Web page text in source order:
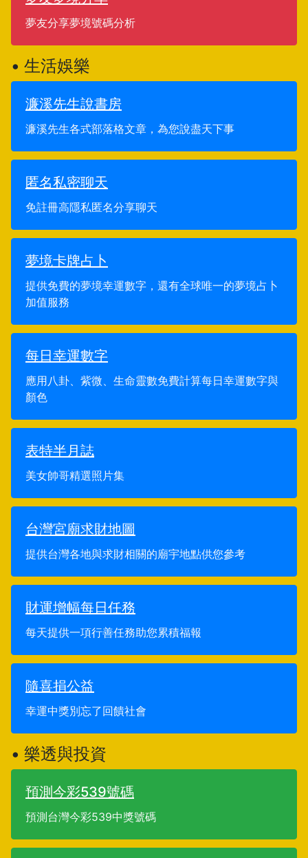
夢友分享夢境號碼分析
• 生活娛樂
濂溪先生說書房
濂溪先生各式部落格文章，為您說盡天下事
匿名私密聊天
免註冊高隱私匿名分享聊天
夢境卡牌占卜
提供免費的夢境幸運數字，還有全球唯一的夢境占卜
加值服務
每日幸運數字
應用八卦、紫微、生命靈數免費計算每日幸運數字與
顏色
表特半月誌
美女帥哥精選照片集
台灣宮廟求財地圖
提供台灣各地與求財相關的廟宇地點供您參考
財運增幅每日任務
每天提供一項行善任務助您累積福報
隨喜捐公益
幸運中獎別忘了回饋社會
• 樂透與投資
預測今彩539號碼
預測台灣今彩539中獎號碼